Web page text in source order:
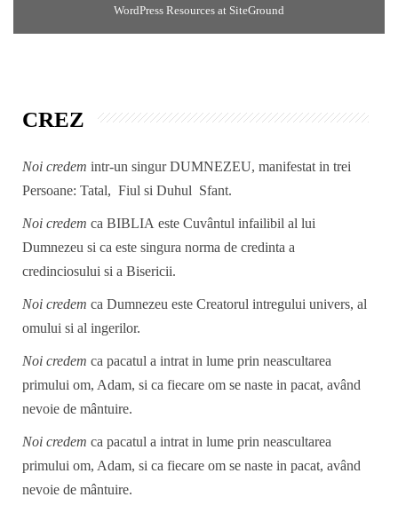
WordPress Resources at SiteGround
CREZ
Noi credem intr-un singur DUMNEZEU, manifestat in trei
Persoane: Tatal, Fiul si Duhul Sfant.
Noi credem ca BIBLIA este Cuvântul infailibil al lui
Dumnezeu si ca este singura norma de credinta a
credinciosului si a Bisericii.
Noi credem ca Dumnezeu este Creatorul intregului univers, al
omului si al ingerilor.
Noi credem ca pacatul a intrat in lume prin neascultarea
primului om, Adam, si ca fiecare om se naste in pacat, având
nevoie de mântuire.
Noi credem ca pacatul a intrat in lume prin neascultarea
primului om, Adam, si ca fiecare om se naste in pacat, având
nevoie de mântuire.